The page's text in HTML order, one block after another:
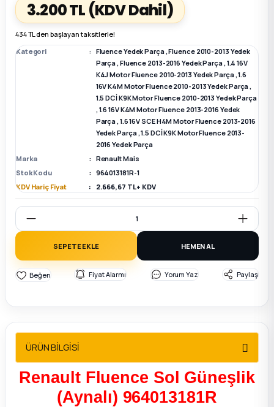
Parça
Parça
Parça
Sedan
Parça
3.200 TL (KDV Dahil)
434 TL den başlayan taksitlerle!
Kategori
Fluence Yedek Parça,Fluence 2010-2013 Yedek
Parça,Fluence 2013-2016 Yedek Parça,1.4 16V
K4J Motor Fluence 2010-2013 Yedek Parça,1.6
16V K4M Motor Fluence 2010-2013 Yedek Parça,
1.5 DCİ K9K Motor Fluence 2010-2013 Yedek Parça
,1.6 16V K4M Motor Fluence 2013-2016 Yedek
Parça,1.6 16V SCE H4M Motor Fluence 2013-2016
Yedek Parça,1.5 DCİ K9K Motor Fluence 2013-
2016 Yedek Parça
Marka
Renault Mais
Stok Kodu
964013181R-1
KDV Hariç Fiyat
2.666,67 TL + KDV
SEPETE EKLE HEMEN AL
Fiyat Alarmı Yorum Yaz Paylaş
ÜRÜN BİLGİSİ
Renault Fluence Sol Güneşlik
(Aynalı) 964013181R